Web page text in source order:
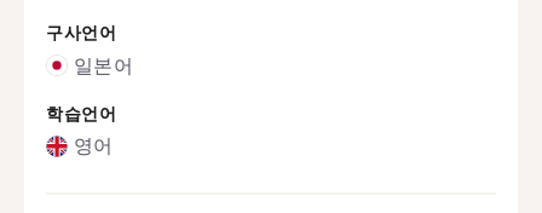
구사언어
일본어
학습언어
영어